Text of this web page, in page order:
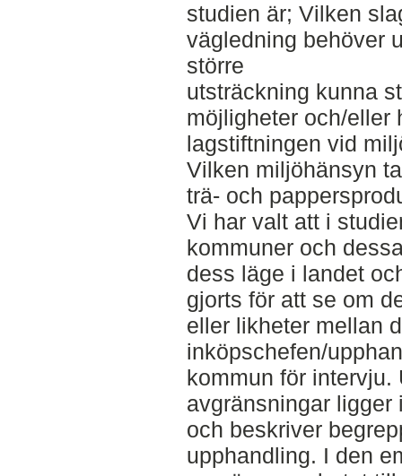
studien är; Vilken
vägledning behöver
större
utsträckning kunna
möjligheter och/eller
lagstiftningen vid
Vilken miljöhänsyn
trä- och
Vi har valt att i
kommuner och
dess läge i landet
gjorts för att se om
eller likheter mellan
inköpschefen/
kommun för
avgränsningar ligger
och beskriver
upphandling. I den